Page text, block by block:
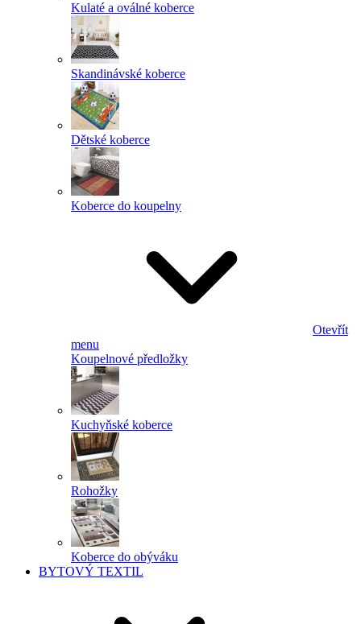
Kulaté a oválné koberce
Skandinávské koberce
Dětské koberce
Koberce do koupelny
Otevřít
menu
Koupelnové předložky
Kuchyňské koberce
Rohožky
Koberce do obýváku
BYTOVÝ TEXTIL